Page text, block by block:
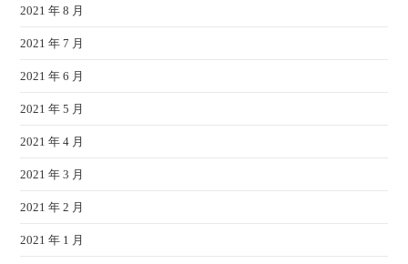
2021 年 8 月
2021 年 7 月
2021 年 6 月
2021 年 5 月
2021 年 4 月
2021 年 3 月
2021 年 2 月
2021 年 1 月